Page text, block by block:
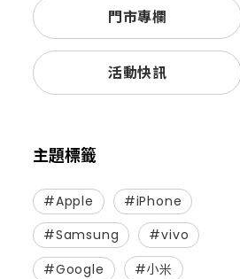
門市專欄
活動快訊
主題標籤
#Apple
#iPhone
#Samsung
#vivo
#Google
#小米